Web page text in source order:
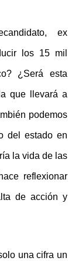
ex
los 15 mil
¿Será esta
que llevará a
podemos
del estado en
la vida de las
reflexionar
de acción y
una cifra un